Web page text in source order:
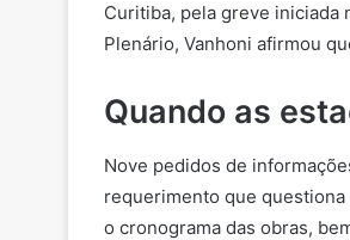
Curitiba, pela greve iniciada
Plenário, Vanhoni afirmou
Quando as
Nove pedidos de
requerimento que
o cronograma das obras,